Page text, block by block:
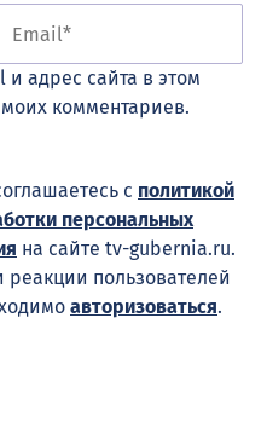
адрес сайта в этом
комментариев.
с политикой
персональных
на сайте tv-gubernia.ru.
пользователей
авторизоваться.